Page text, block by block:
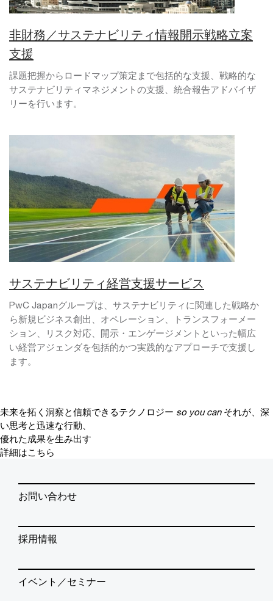
非財務／サステナビリティ情報開示戦略立案
支援
課題把握からロードマップ策定まで包括的な支援、戦略的な
サステナビリティマネジメントの支援、統合報告アドバイザ
リーを行います。
サステナビリティ経営支援サービス
PwC Japanグループは、サステナビリティに関連した戦略か
ら新規ビジネス創出、オペレーション、トランスフォーメー
ション、リスク対応、開示・エンゲージメントといった幅広
い経営アジェンダを包括的かつ実践的なアプローチで支援し
ます。
未来を拓く洞察と信頼できるテクノロジー so you can それが、深
い思考と迅速な行動、
優れた成果を生み出す
詳細はこちら
お問い合わせ
採用情報
イベント／セミナー